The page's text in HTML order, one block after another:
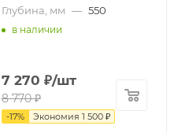
Глубина, мм — 550
в наличии
7 270 ₽/шт
8 770₽
-17% Экономия 1 500₽